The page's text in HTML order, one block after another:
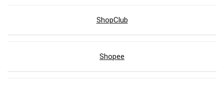
ShopClub
Shopee